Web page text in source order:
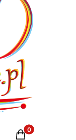
Produkty w